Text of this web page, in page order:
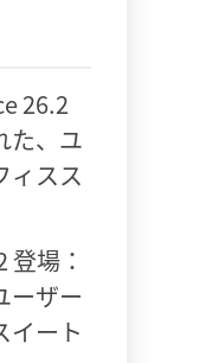
26.2
た、ユ
ィスス
場：
ーザー
イート